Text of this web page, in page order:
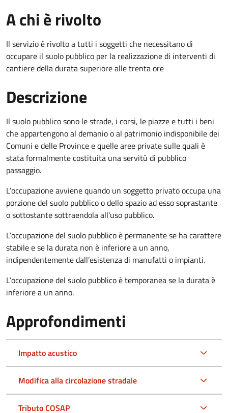
A chi è rivolto
Il servizio è rivolto a tutti i soggetti che necessitano di
occupare il suolo pubblico per la realizzazione di interventi di
cantiere della durata superiore alle trenta ore
Descrizione
Il suolo pubblico sono le strade, i corsi, le piazze e tutti i beni
che appartengono al demanio o al patrimonio indisponibile dei
Comuni e delle Province e quelle aree private sulle quali è
stata formalmente costituita una servitù di pubblico
passaggio.
L’occupazione avviene quando un soggetto privato occupa una
porzione del suolo pubblico o dello spazio ad esso soprastante
o sottostante sottraendola all'uso pubblico.
L’occupazione del suolo pubblico è permanente se ha carattere
stabile e se la durata non è inferiore a un anno,
indipendentemente dall’esistenza di manufatti o impianti.
L’occupazione del suolo pubblico è temporanea se la durata è
inferiore a un anno.
Approfondimenti
Impatto acustico
Modifica alla circolazione stradale
Tributo COSAP